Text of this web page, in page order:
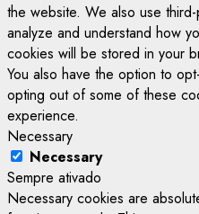
the website. We also use
analyze and understand how
cookies will be stored in your
You also have the option to
opting out of some of these
experience.
Necessary
Necessary
Sempre ativado
Necessary cookies are